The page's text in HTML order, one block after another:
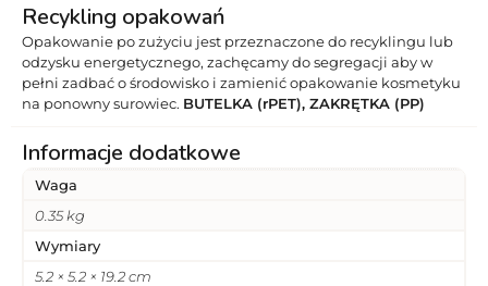
Recykling opakowań
Opakowanie po zużyciu jest przeznaczone do recyklingu lub
odzysku energetycznego, zachęcamy do segregacji aby w
pełni zadbać o środowisko i zamienić opakowanie kosmetyku
na ponowny surowiec. BUTELKA (rPET), ZAKRĘTKA (PP)
Informacje dodatkowe
Waga
0.35 kg
Wymiary
5.2 × 5.2 × 19.2 cm